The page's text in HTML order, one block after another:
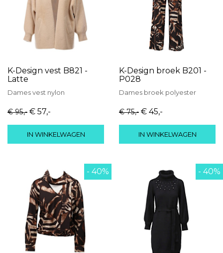
K-Design vest B821 -
Latte
Damesvest nylon
€ 95,- € 57,-
IN WINKELWAGEN
K-Design broek B201 -
P028
Dames broek polyester
€ 75,- € 45,-
IN WINKELWAGEN
- 40% - 40%